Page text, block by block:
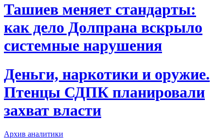
Ташиев меняет стандарты:
как дело Долпрана вскрыло
системные нарушения
Деньги, наркотики и оружие.
Птенцы СДПК планировали
захват власти
Архив аналитики